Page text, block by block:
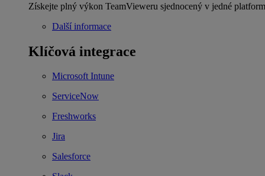
Získejte plný výkon TeamVieweru sjednocený v jedné
Další informace
Klíčová integrace
Microsoft Intune
ServiceNow
Freshworks
Jira
Salesforce